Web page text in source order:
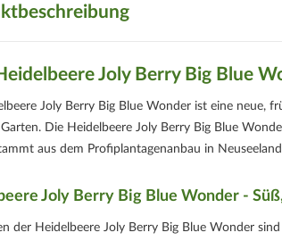
Joly Berry Big Blue
Joly Berry Big Blue Wonder ist eine neue,
Die Heidelbeere Joly Berry Big Blue
aus dem Profiplantagenanbau in
Joly Berry Big Blue Wonder -
der Heidelbeere Joly Berry Big Blue Wonder